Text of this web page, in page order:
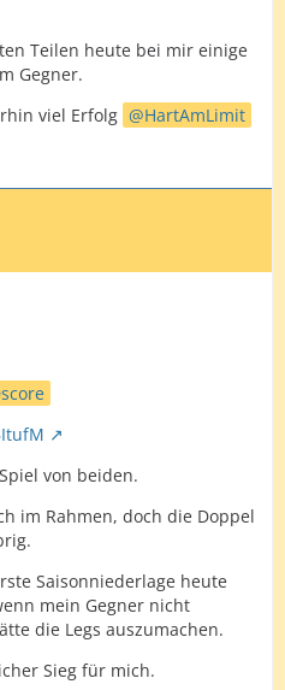
Teilen heute bei mir einige
Gegner.
viel Erfolg
HartAmLimit
von beiden.
im Rahmen, doch die Doppel
Saisonniederlage heute
mein Gegner nicht
die Legs auszumachen.
Sieg für mich.